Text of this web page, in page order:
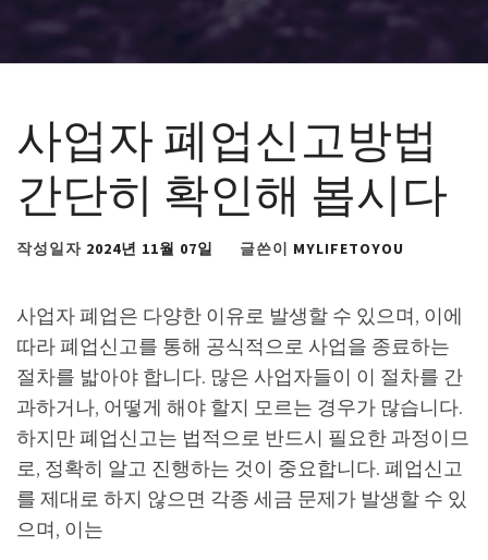
사업자 폐업신고방법
간단히 확인해 봅시다
작성일자 2024년 11월 07일 글쓴이 MYLIFETOYOU
사업자 폐업은 다양한 이유로 발생할 수 있으며, 이에
따라 폐업신고를 통해 공식적으로 사업을 종료하는
절차를 밟아야 합니다. 많은 사업자들이 이 절차를 간
과하거나, 어떻게 해야 할지 모르는 경우가 많습니다.
하지만 폐업신고는 법적으로 반드시 필요한 과정이므
로, 정확히 알고 진행하는 것이 중요합니다. 폐업신고
를 제대로 하지 않으면 각종 세금 문제가 발생할 수 있
으며, 이는